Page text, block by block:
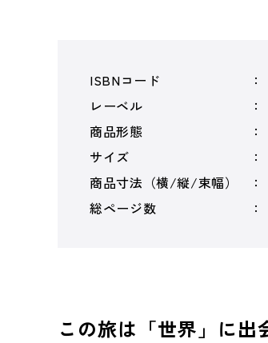
ISBNコード
レーベル
商品形態
サイズ
商品寸法（横/縦/束幅）
総ページ数
この旅は「世界」に